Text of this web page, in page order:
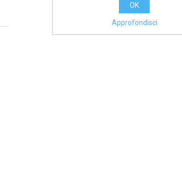
OK
Approfondisci